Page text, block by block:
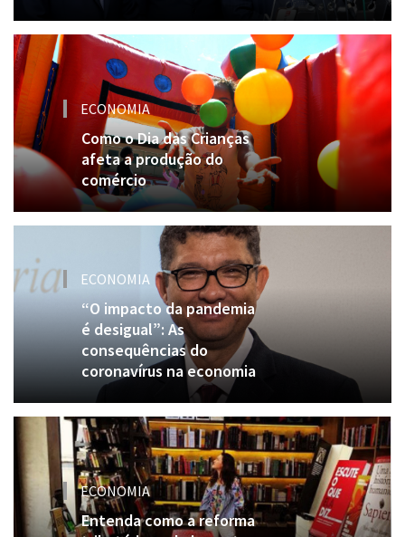
ECONOMIA
Como o Dia das Crianças
afeta a produção do
comércio
ECONOMIA
“O impacto da pandemia
é desigual”: As
consequências do
coronavírus na economia
ECONOMIA
Entenda como a reforma